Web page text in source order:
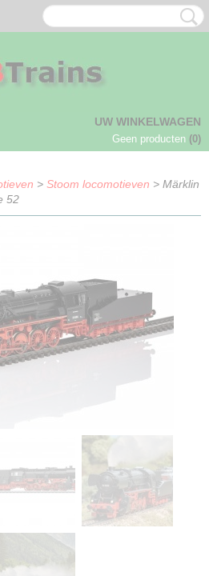
UW WINKELWAGEN
Geen producten (0)
> Stoom locomotieven > Märklin
52